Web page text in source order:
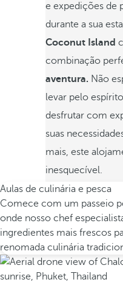
e expedições de
durante a sua
Coconut Island
combinação
aventura. Não
levar pelo
desfrutar com
suas
mais, este
inesquecível.
Aulas de culinária e pesca
Comece com um passeio
onde nosso chef
ingredientes mais frescos
renomada culinária